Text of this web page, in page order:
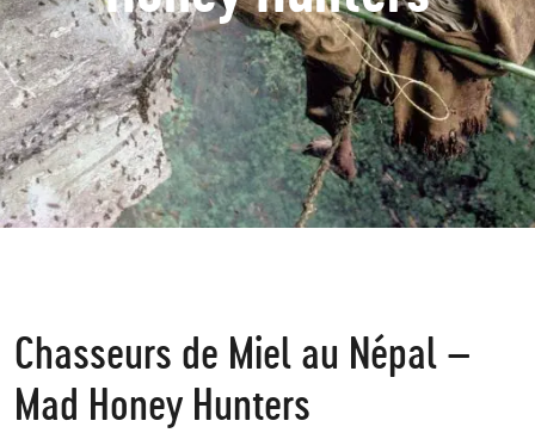
Chasseurs de Miel au Népal –
Mad Honey Hunters